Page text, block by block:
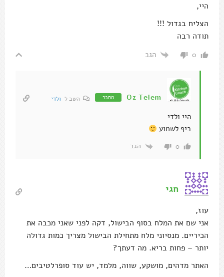
היי,
הצליח בגדול !!!
תודה רבה
0 הגב
Oz Telem מחבר השב ל ולדי
היי ולדי
כיף לשמוע
0 הגב
חגי
עוז,
אני שם את המלח בסוף הבישול, דקה לפני שאני מכבה את
הכיריים. מנסיוני מלח מתחילת הבישול מצריך כמות גדולה
יותר – פחות בריא. מה דעתך?
האתר מדהים, מושקע, שווה, מלמד, יש עוד סופרלטיבים…